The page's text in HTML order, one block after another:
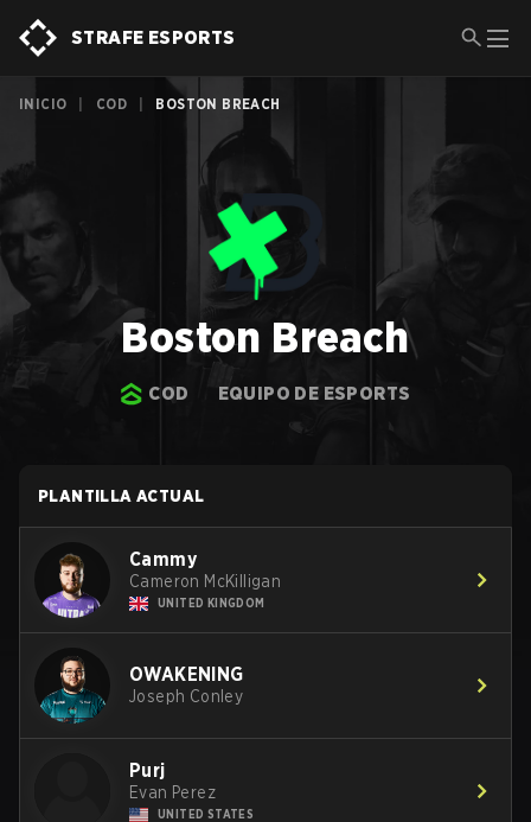
STRAFE ESPORTS
INICIO COD BOSTON BREACH
Boston Breach
COD EQUIPO DE ESPORTS
PLANTILLA ACTUAL
Cammy
Cameron McKilligan
UNITED KINGDOM
OWAKENING
Joseph Conley
Purj
Evan Perez
UNITED STATES